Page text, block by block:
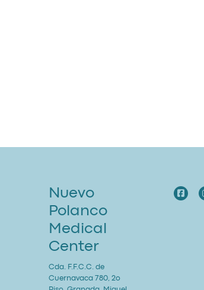
Nuevo
Polanco
Medical
Center
Cda. F.F.C.C. de
Cuernavaca 780, 2o